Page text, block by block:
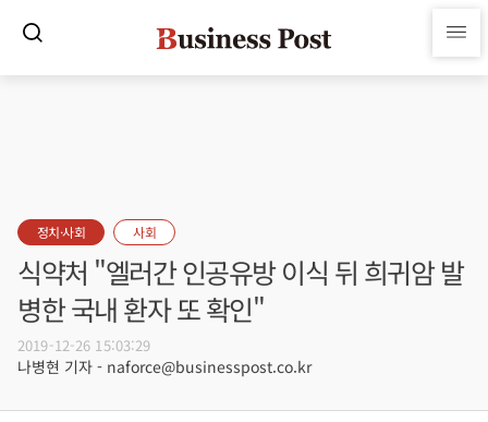
정치·사회 사회
식약처 "엘러간 인공유방 이식 뒤 희귀암 발
병한 국내 환자 또 확인"
2019-12-26 15:03:29
나병현 기자 - naforce@businesspost.co.kr